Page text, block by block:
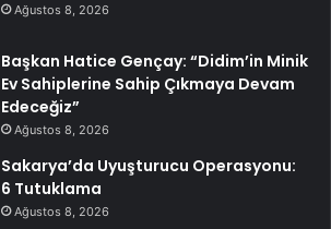
Ağustos 8, 2026
Başkan Hatice Gençay: “Didim’in Minik
Ev Sahiplerine Sahip Çıkmaya Devam
Edeceğiz”
Ağustos 8, 2026
Sakarya’da Uyuşturucu Operasyonu:
6 Tutuklama
Ağustos 8, 2026